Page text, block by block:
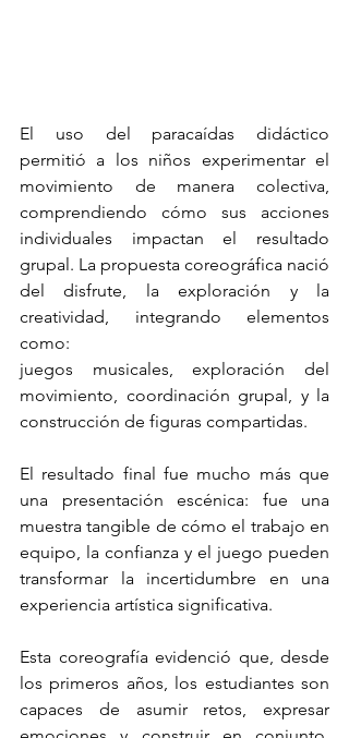
El uso del paracaídas didáctico
permitió a los niños experimentar el
movimiento de manera colectiva,
comprendiendo cómo sus acciones
individuales impactan el resultado
grupal. La propuesta coreográfica nació
del disfrute, la exploración y la
creatividad, integrando elementos
como:
juegos musicales, exploración del
movimiento, coordinación grupal, y la
construcción de figuras compartidas.
El resultado final fue mucho más que
una presentación escénica: fue una
muestra tangible de cómo el trabajo en
equipo, la confianza y el juego pueden
transformar la incertidumbre en una
experiencia artística significativa.
Esta coreografía evidenció que, desde
los primeros años, los estudiantes son
capaces de asumir retos, expresar